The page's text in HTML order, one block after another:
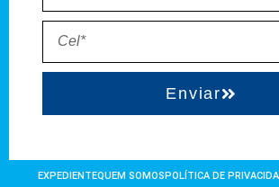
Enviar
EXPEDIENTEQUEM SOMOSPOLÍTICA DE